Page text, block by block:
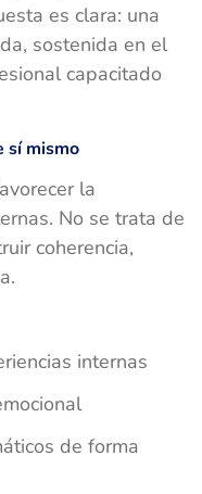
es clara: una
sostenida en el
capacitado
sí mismo
la
No se trata de
coherencia,
internas
de forma